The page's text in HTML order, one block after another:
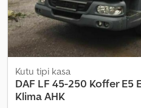
Kutu tipi kasa
DAF LF 45-250 Koffer E5
Klima AHK